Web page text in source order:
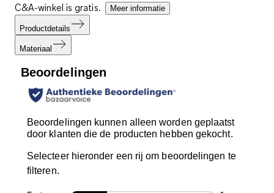
C&A-winkel is gratis.
Meer informatie
Productdetails
Materiaal
Beoordelingen
Beoordelingen kunnen alleen worden geplaatst
door klanten die de producten hebben gekocht.
Selecteer hieronder een rij om beoordelingen te
filteren.